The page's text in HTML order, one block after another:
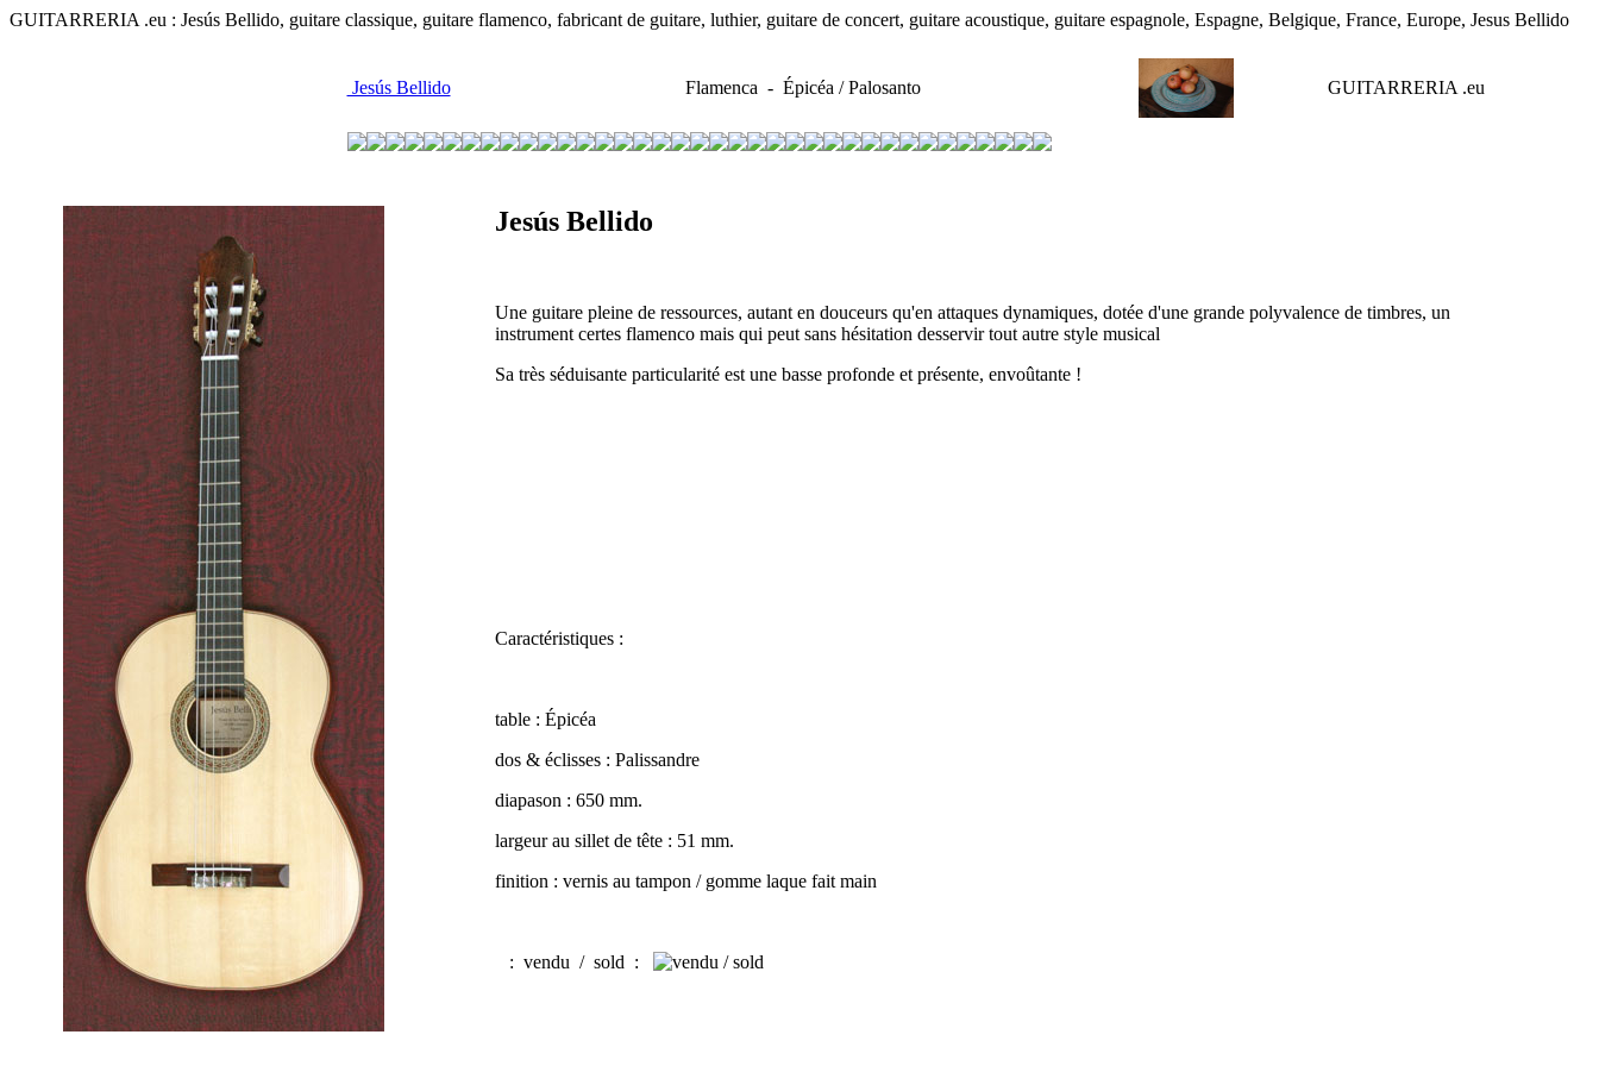
GUITARRERIA .eu : Jesús Bellido, guitare classique, guitare flamenco, fabricant de guitare, luthier, guitare de concert, guitare acoustique, guitare espagnole, Espagne, Belgique, France, Europe, Jesus Bellido
Jesús Bellido Flamenca - Épicéa / Palosanto GUITARRERIA .eu
Jesús Bellido
Une guitare pleine de ressources, autant en douceurs qu'en attaques dynamiques, dotée d'une grande polyvalence de timbres, un
instrument certes flamenco mais qui peut sans hésitation desservir tout autre style musical
Sa très séduisante particularité est une basse profonde et présente, envoûtante !
Caractéristiques :
table : Épicéa
dos & éclisses : Palissandre
diapason : 650 mm.
largeur au sillet de tête : 51 mm.
finition : vernis au tampon / gomme laque fait main
: vendu / sold :